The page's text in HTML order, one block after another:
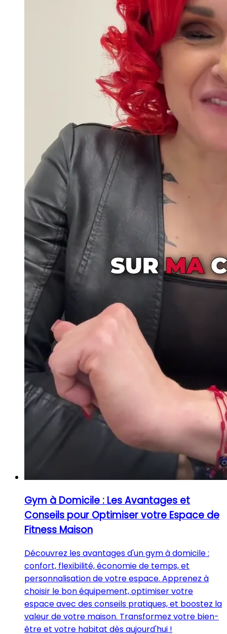
Gym à Domicile : Les Avantages et
Conseils pour Optimiser votre Espace de
Fitness Maison
Découvrez les avantages d'un gym à domicile :
confort, flexibilité, économie de temps, et
personnalisation de votre espace. Apprenez à
choisir le bon équipement, optimiser votre
espace avec des conseils pratiques, et boostez la
valeur de votre maison. Transformez votre bien-
être et votre habitat dès aujourd'hui !